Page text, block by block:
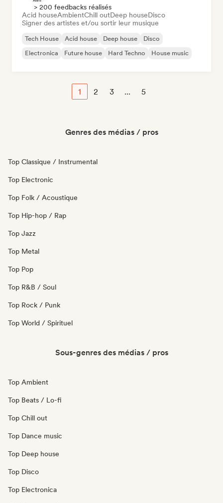
> 200 feedbacks réalisés
Acid houseAmbientChill outDeep houseDisco
Signer des artistes et/ou sortir leur musique
Tech House Acid house Deep house
Disco
Electronica
Future house Hard Techno House music
1 2 3 ... 5
Genres des médias / pros
Top Classique / Instrumental
Top Electronic
Top Folk / Acoustique
Top Hip-hop / Rap
Top Jazz
Top Metal
Top Pop
Top R&B / Soul
Top Rock / Punk
Top World / Spirituel
Sous-genres des médias / pros
Top Ambient
Top Beats / Lo-fi
Top Chill out
Top Dance music
Top Deep house
Top Disco
Top Electronica